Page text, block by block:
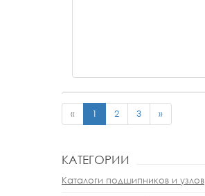
« 1 2 3 »
КАТЕГОРИИ
Каталоги подшипников и узлов